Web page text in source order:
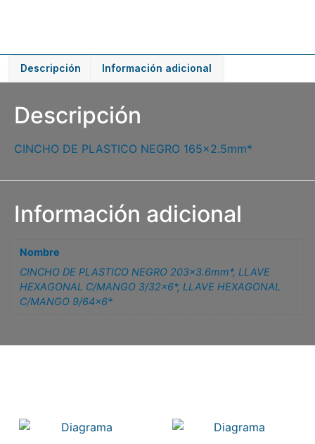
Descripción Información adicional
Descripción
CINCHO DE PLASTICO NEGRO 165×2.5mm*
Información adicional
Nombre
CINCHO DE PLASTICO NEGRO 203×3.6mm*,LLAVE
HEXAGONAL C/MANGO 3/32×6*,LLAVE HEXAGONAL
C/MANGO 9/64×6*